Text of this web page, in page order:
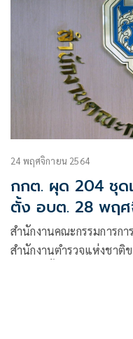
24 พฤศจิกายน 2564
กกต. ผุด 204 ชุด
ตั้ง อบต. 28 พฤศ
สำนักงานคณะกรรมการกา
สำนักงานตำรวจแห่งชาติ